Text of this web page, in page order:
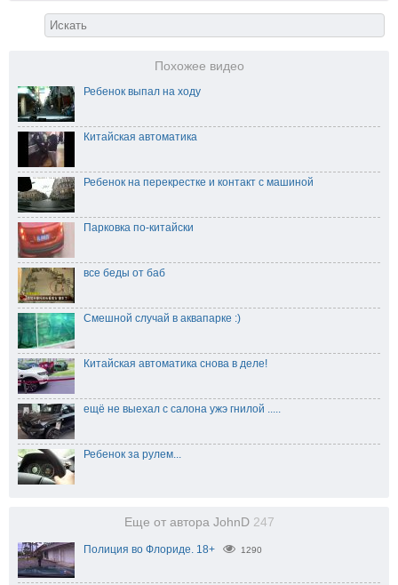
Похожее видео
Ребенок выпал на ходу
Китайская автоматика
Ребенок на перекрестке и контакт с машиной
Парковка по-китайски
все беды от баб
Смешной случай в аквапарке :)
Китайская автоматика снова в деле!
ещё не выехал с салона ужэ гнилой .....
Ребенок за рулем...
Еще от автора JohnD 247
Полиция во Флориде. 18+ 1290